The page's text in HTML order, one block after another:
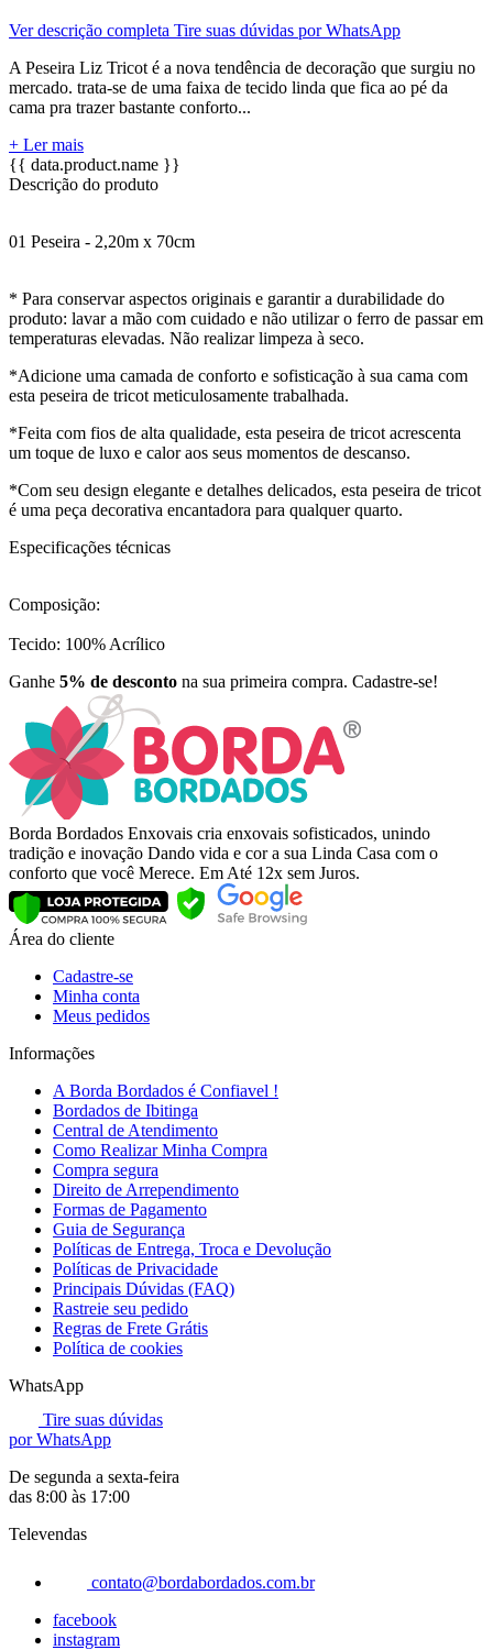
Ver descrição completa Tire suas dúvidas por WhatsApp
A Peseira Liz Tricot é a nova tendência de decoração que surgiu no
mercado. trata-se de uma faixa de tecido linda que fica ao pé da
cama pra trazer bastante conforto...
+ Ler mais
{{ data.product.name }}
Descrição do produto
01 Peseira - 2,20m x 70cm
* Para conservar aspectos originais e garantir a durabilidade do
produto: lavar a mão com cuidado e não utilizar o ferro de passar em
temperaturas elevadas. Não realizar limpeza à seco.
*Adicione uma camada de conforto e sofisticação à sua cama com
esta peseira de tricot meticulosamente trabalhada.
*Feita com fios de alta qualidade, esta peseira de tricot acrescenta
um toque de luxo e calor aos seus momentos de descanso.
*Com seu design elegante e detalhes delicados, esta peseira de tricot
é uma peça decorativa encantadora para qualquer quarto.
Especificações técnicas
Composição:
Tecido: 100% Acrílico
Ganhe 5% de desconto na sua primeira compra. Cadastre-se!
Borda Bordados Enxovais cria enxovais sofisticados, unindo
tradição e inovação Dando vida e cor a sua Linda Casa com o
conforto que você Merece. Em Até 12x sem Juros.
Área do cliente
Cadastre-se
Minha conta
Meus pedidos
Informações
A Borda Bordados é Confiavel !
Bordados de Ibitinga
Central de Atendimento
Como Realizar Minha Compra
Compra segura
Direito de Arrependimento
Formas de Pagamento
Guia de Segurança
Políticas de Entrega, Troca e Devolução
Políticas de Privacidade
Principais Dúvidas (FAQ)
Rastreie seu pedido
Regras de Frete Grátis
Política de cookies
WhatsApp
Tire suas dúvidas
por WhatsApp
De segunda a sexta-feira
das 8:00 às 17:00
Televendas
contato@bordabordados.com.br
facebook
instagram